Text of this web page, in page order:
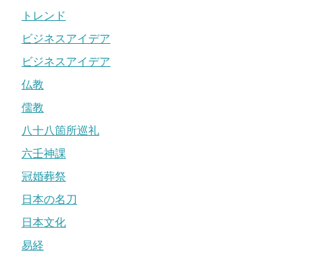
トレンド
ビジネスアイデア
ビジネスアイデア
仏教
儒教
八十八箇所巡礼
六壬神課
冠婚葬祭
日本の名刀
日本文化
易経